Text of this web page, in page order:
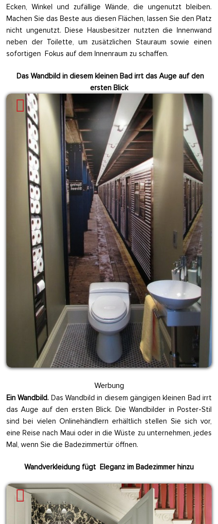
Ecken, Winkel und zufällige Wände, die ungenutzt bleiben.
Machen Sie das Beste aus diesen Flächen, lassen Sie den Platz
nicht ungenutzt. Diese Hausbesitzer nutzten die Innenwand
neben der Toilette, um zusätzlichen Stauraum sowie einen
sofortigen Fokus auf dem Innenraum zu schaffen.
Das Wandbild in diesem kleinen Bad irrt das Auge auf den
ersten Blick
Werbung
Ein Wandbild. Das Wandbild in diesem gängigen kleinen Bad irrt
das Auge auf den ersten Blick. Die Wandbilder in Poster-Stil
sind bei vielen Onlinehändlern erhältlich stellen Sie sich vor,
eine Reise nach Maui oder in die Wüste zu unternehmen, jedes
Mal, wenn Sie die Badezimmertür öffnen.
Wandverkleidung fügt Eleganz im Badezimmer hinzu